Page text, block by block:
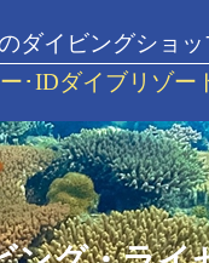
ダイビングショッ
･IDダイブリゾー